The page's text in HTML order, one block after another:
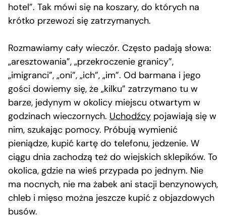
hotel”. Tak mówi się na koszary, do których na
krótko przewozi się zatrzymanych.
Rozmawiamy cały wieczór. Często padają słowa:
„aresztowania”, „przekroczenie granicy”,
„imigranci”, „oni”, „ich”, „im”. Od barmana i jego
gości dowiemy się, że „kilku” zatrzymano tu w
barze, jedynym w okolicy miejscu otwartym w
godzinach wieczornych. Uchodźcy pojawiają się w
nim, szukając pomocy. Próbują wymienić
pieniądze, kupić kartę do telefonu, jedzenie. W
ciągu dnia zachodzą też do wiejskich sklepików. To
okolica, gdzie na wieś przypada po jednym. Nie
ma nocnych, nie ma żabek ani stacji benzynowych,
chleb i mięso można jeszcze kupić z objazdowych
busów.